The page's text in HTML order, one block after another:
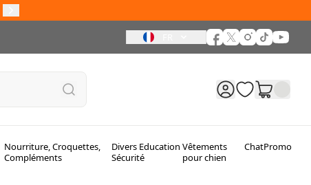
Nourriture, Croquettes,
Compléments
Divers Education
Sécurité
Vêtements
pour chien
ChatPromo